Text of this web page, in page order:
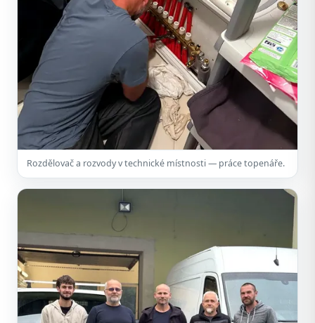
Rozdělovač a rozvody v technické místnosti — práce topenáře.